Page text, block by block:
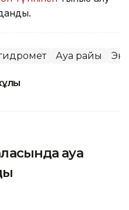
Ауа райы
ауа